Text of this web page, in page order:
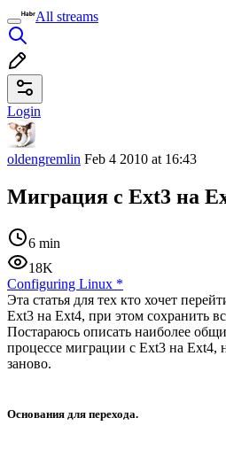
All streams
Login
oldengremlin Feb 4 2010 at 16:43
Миграция с Ext3 на
6 min
18K
Configuring Linux *
Эта статья для тех кто хочет
Ext3 на Ext4, при этом сохранить
Постараюсь описать наиболее
процессе миграции с Ext3 на Ext4,
заново.
Основания для перехода.